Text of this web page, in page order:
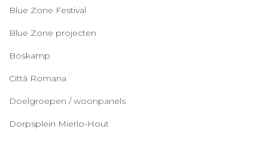
Blue Zone Festival
Blue Zone projecten
Boskamp
Città Romana
Doelgroepen / woonpanels
Dorpsplein Mierlo-Hout